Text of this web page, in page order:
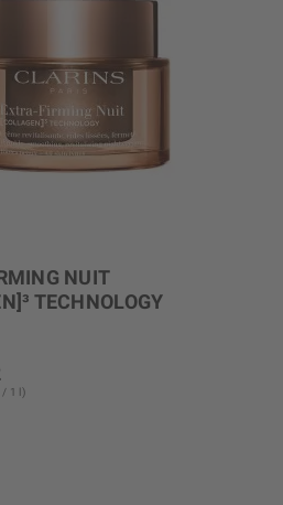
NUIT
TECHNOLOGY
40+
/ 1 l)